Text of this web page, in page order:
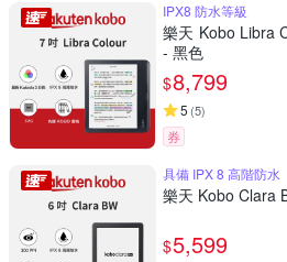
IPX8 防水等級
樂天 Kobo Libra
- 黑色
$8,799
5 (5)
券
具備 IPX 8 高階防水
樂天 Kobo Clara
$5,599